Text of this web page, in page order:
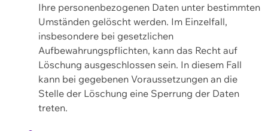
Ihre personenbezogenen Daten unter bestimmten
Umständen gelöscht werden. Im Einzelfall,
insbesondere bei gesetzlichen
Aufbewahrungspflichten, kann das Recht auf
Löschung ausgeschlossen sein. In diesem Fall
kann bei gegebenen Voraussetzungen an die
Stelle der Löschung eine Sperrung der Daten
treten.